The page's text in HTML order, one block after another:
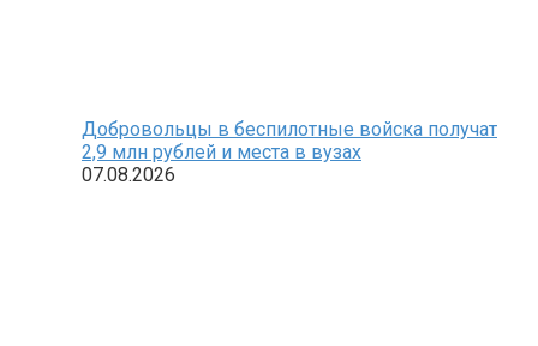
Добровольцы в беспилотные войска получат
2,9 млн рублей и места в вузах
07.08.2026